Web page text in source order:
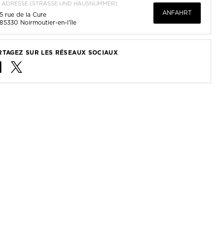
ADRESSE (STRASSE UND HAUSNUMMER)
rue de la Cure
Noirmoutier-en-l'île
ANFAHRT
SUR LES RÉSEAUX SOCIAUX